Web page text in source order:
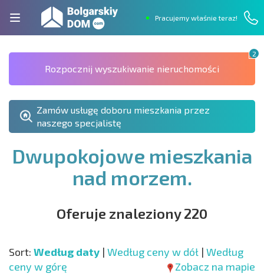
Pracujemy właśnie teraz!
2
Rozpocznij wyszukiwanie nieruchomości
Zamów usługę doboru mieszkania przez
naszego specjalistę
Dwupokojowe mieszkania
nad morzem.
Oferuje znaleziony 220
Sort: Według daty | Według ceny w dół | Według
ceny w górę
Zobacz na mapie